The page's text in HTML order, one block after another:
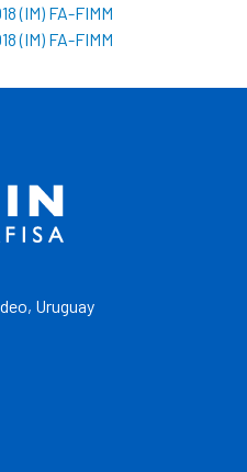
(IM) FA-FIMM
(IM) FA-FIMM
Uruguay